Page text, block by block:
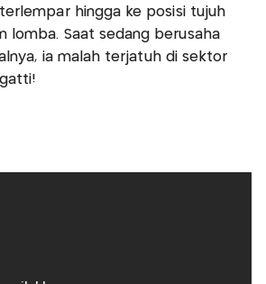
terlempar hingga ke posisi tujuh
lomba. Saat sedang berusaha
ia malah terjatuh di sektor